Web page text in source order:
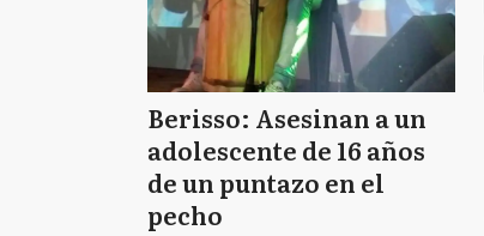
Berisso: Asesinan a un
adolescente de 16 años
de un puntazo en el
pecho